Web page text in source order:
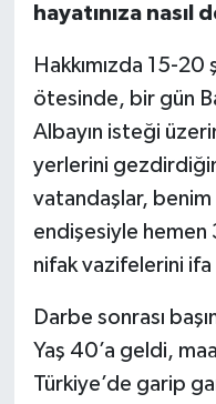
hayatınıza nasıl
Hakkımızda 15-
ötesinde, bir gün
Albayın isteği
yerlerini
vatandaşlar,
endişesiyle
nifak vazifelerini
Darbe sonrası
Yaş 40’a geldi,
Türkiye’de garip